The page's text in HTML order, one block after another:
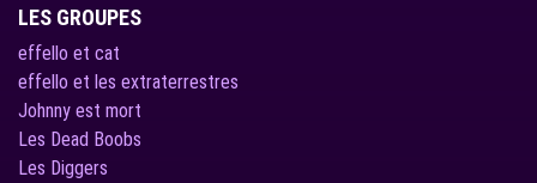
LES GROUPES
effello et cat
effello et les extraterrestres
Johnny est mort
Les Dead Boobs
Les Diggers